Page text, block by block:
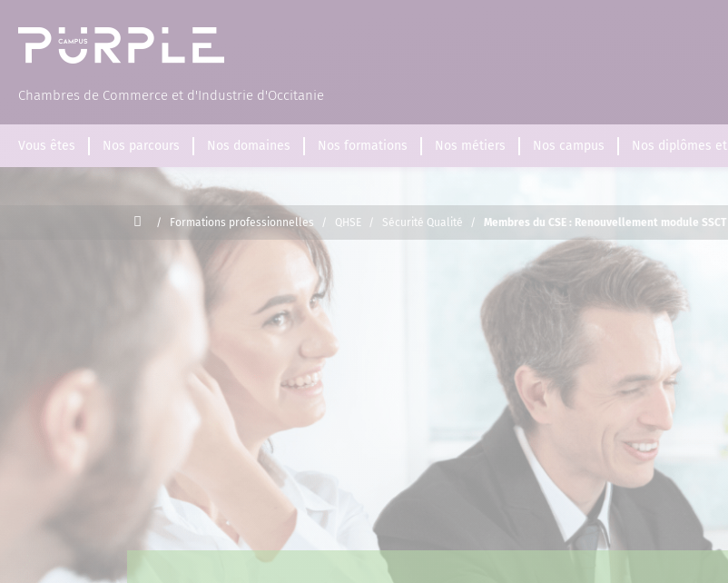
Chambres de Commerce et d'Industrie d'Occitanie
Vous êtes Nos parcours Nos domaines Nos formations Nos métiers Nos campus Nos diplômes
Accueil
/ Formations professionnelles / QHSE / Sécurité Qualité / Membres du CSE : Renouvellement module SSCT